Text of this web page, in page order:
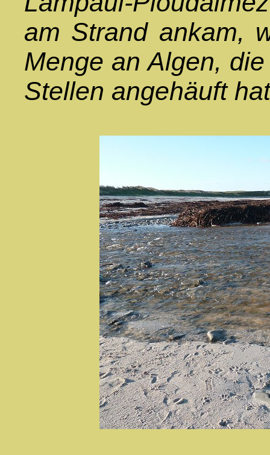
am Strand ankam,
Menge an Algen,
Stellen angehäuft